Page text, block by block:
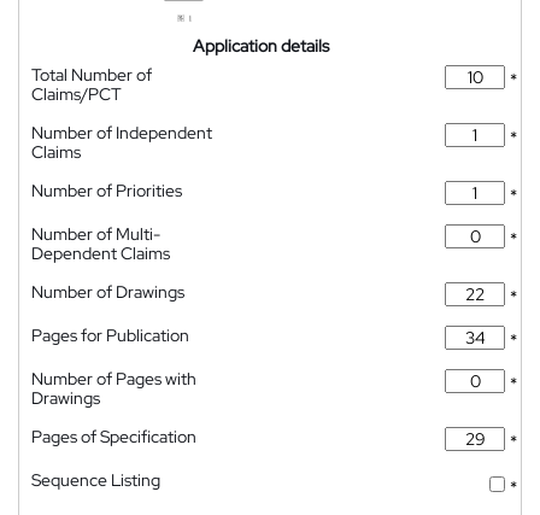
Application details
Total Number of
Claims/PCT
*
Number of Independent
Claims
*
Number of Priorities
*
Number of Multi-
Dependent Claims
*
Number of Drawings
*
Pages for Publication
*
Number of Pages with
Drawings
*
Pages of Specification
*
Sequence Listing
*